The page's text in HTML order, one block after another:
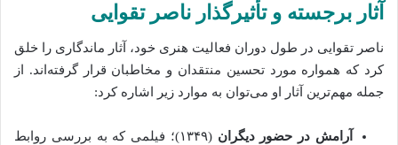
آثار برجسته و تأثیرگذار ناصر تقوایی
ناصر تقوایی در طول دوران فعالیت هنری خود، آثار ماندگاری را خلق
کرد که همواره مورد تحسین منتقدان و مخاطبان قرار گرفته‌اند. از
جمله مهم‌ترین آثار او می‌توان به موارد زیر اشاره کرد:
آرامش در حضور دیگران
(۱۳۴۹)؛ فیلمی که به بررسی روابط